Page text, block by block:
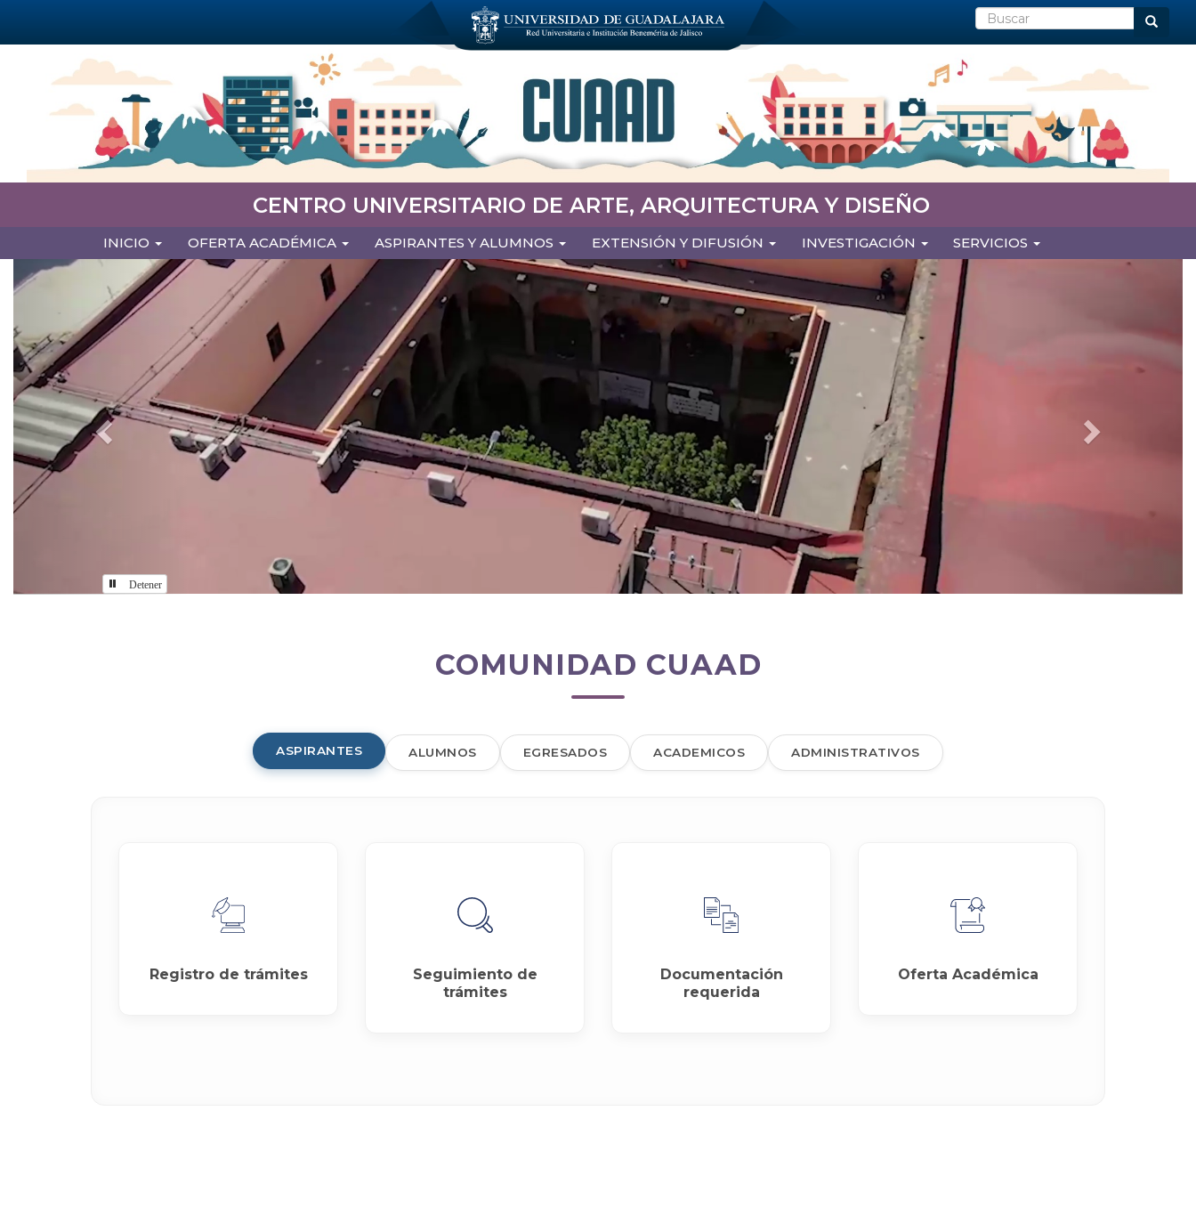
principal
Buscar Buscar
CENTRO UNIVERSITARIO DE ARTE, ARQUITECTURA Y DISEÑO
MAIN
NAVIGATION
INICIO OFERTA ACADÉMICA ASPIRANTES Y ALUMNOS EXTENSIÓN Y DIFUSIÓN INVESTIGACIÓN SERVICIOS
Previous Next
Detener
COMUNIDAD CUAAD
ASPIRANTES ALUMNOS EGRESADOS ACADEMICOS ADMINISTRATIVOS
Registro de trámites
Seguimiento de
trámites
Documentación
requerida
Oferta Académica